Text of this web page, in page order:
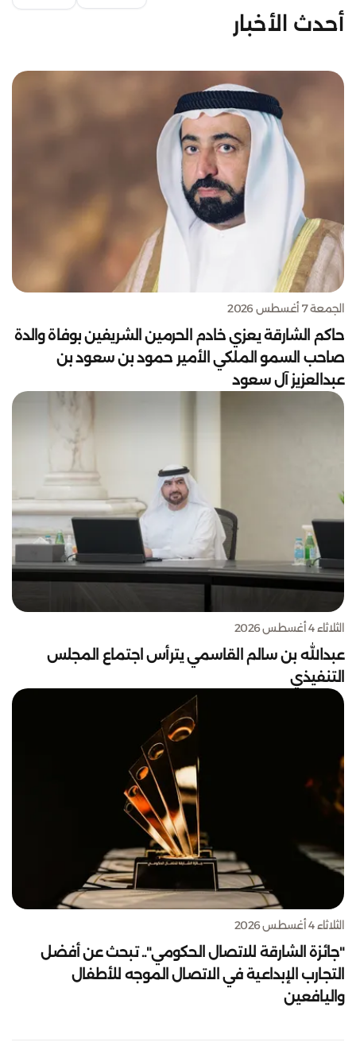
أحدث الأخبار
الجمعة 7 أغسطس 2026
حاكم الشارقة يعزي خادم الحرمين الشريفين بوفاة والدة
صاحب السمو الملكي الأمير حمود بن سعود بن
عبدالعزيز آل سعود
الثلاثاء 4 أغسطس 2026
عبدالله بن سالم القاسمي يترأس اجتماع المجلس
التنفيذي
الثلاثاء 4 أغسطس 2026
"جائزة الشارقة للاتصال الحكومي".. تبحث عن أفضل
التجارب الإبداعية في الاتصال الموجه للأطفال
واليافعين